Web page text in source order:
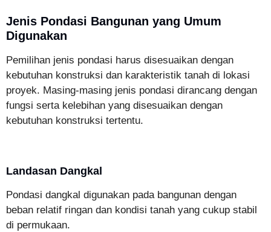
Jenis Pondasi Bangunan yang Umum
Digunakan
Pemilihan jenis pondasi harus disesuaikan dengan
kebutuhan konstruksi dan karakteristik tanah di lokasi
proyek. Masing-masing jenis pondasi dirancang dengan
fungsi serta kelebihan yang disesuaikan dengan
kebutuhan konstruksi tertentu.
Landasan Dangkal
Pondasi dangkal digunakan pada bangunan dengan
beban relatif ringan dan kondisi tanah yang cukup stabil
di permukaan.